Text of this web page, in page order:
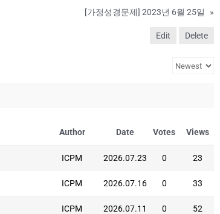
[가정성경문제] 2023년 6월 25일 »
Edit Delete
Author Date Votes Views
ICPM 2026.07.23 0 23
ICPM 2026.07.16 0 33
ICPM 2026.07.11 0 52